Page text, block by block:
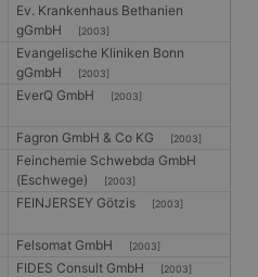
Ev. Krankenhaus Bethanien
gGmbH
[2003]
Evangelische Kliniken Bonn
gGmbH
[2003]
EverQ GmbH [2003]
Fagron GmbH & Co KG [2003]
Feinchemie Schwebda GmbH
(Eschwege)
[2003]
FEINJERSEY Götzis [2003]
Felsomat GmbH [2003]
FIDES Consult GmbH [2003]